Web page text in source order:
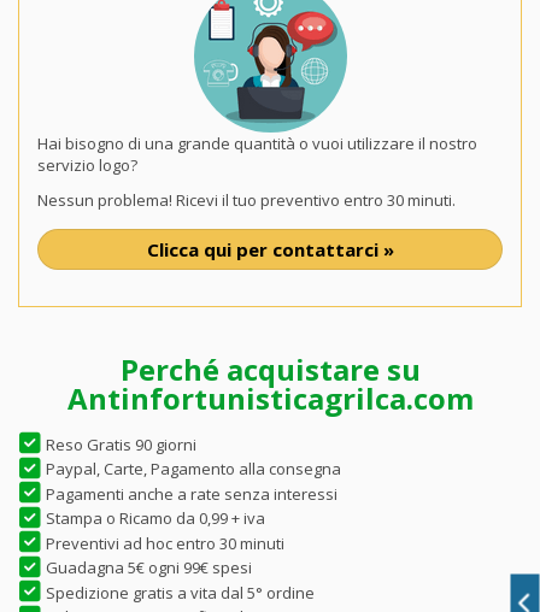
Hai bisogno di una grande quantità o vuoi utilizzare il nostro
servizio logo?
Nessun problema! Ricevi il tuo preventivo entro 30 minuti.
Clicca qui per contattarci »
Perché acquistare su
Antinfortunisticagrilca.com
Reso Gratis 90 giorni
Paypal, Carte, Pagamento alla consegna
Pagamenti anche a rate senza interessi
Stampa o Ricamo da 0,99 + iva
Preventivi ad hoc entro 30 minuti
Guadagna 5€ ogni 99€ spesi
Spedizione gratis a vita dal 5° ordine